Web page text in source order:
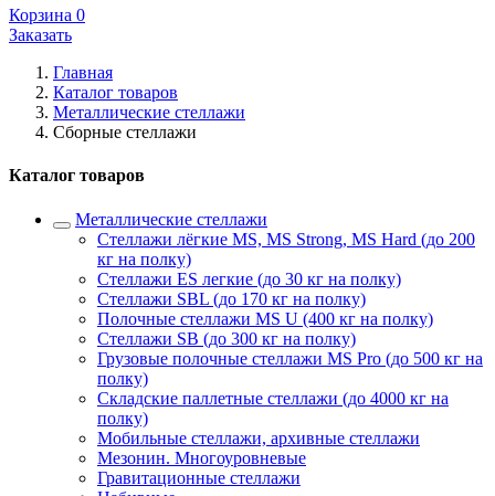
Корзина 0
Заказать
Главная
Каталог товаров
Металлические стеллажи
Сборные стеллажи
Каталог товаров
Металлические стеллажи
Стеллажи лёгкие MS, MS Strong, MS Hard (до 200
кг на полку)
Стеллажи ES легкие (до 30 кг на полку)
Стеллажи SBL (до 170 кг на полку)
Полочные стеллажи MS U (400 кг на полку)
Стеллажи SB (до 300 кг на полку)
Грузовые полочные стеллажи MS Pro (до 500 кг на
полку)
Складские паллетные стеллажи (до 4000 кг на
полку)
Мобильные стеллажи, архивные стеллажи
Мезонин. Многоуровневые
Гравитационные стеллажи